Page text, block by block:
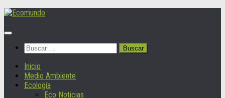
Saltar
contenido
Buscar:
Inicio
Medio Ambiente
Ecología
Eco Noticias